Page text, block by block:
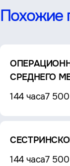
Похожие
СРЕДНЕГО
144 часа7
144 часа7